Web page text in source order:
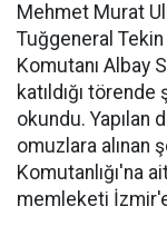
Mehmet Murat
Tuğgeneral
Komutanı Albay
katıldığı
okundu. Yapılan
omuzlara alınan
Komutanlığı'na
memleketi